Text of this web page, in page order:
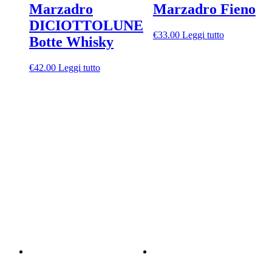
Marzadro
DICIOTTOLUNE
Botte Whisky
€42.00 Leggi tutto
Marzadro Fieno
€33.00 Leggi tutto